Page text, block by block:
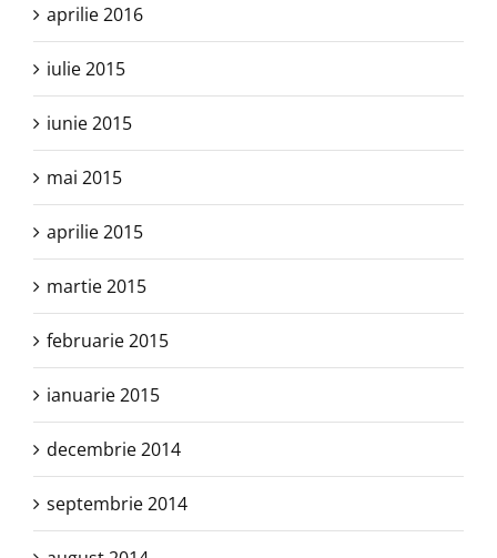
aprilie 2016
iulie 2015
iunie 2015
mai 2015
aprilie 2015
martie 2015
februarie 2015
ianuarie 2015
decembrie 2014
septembrie 2014